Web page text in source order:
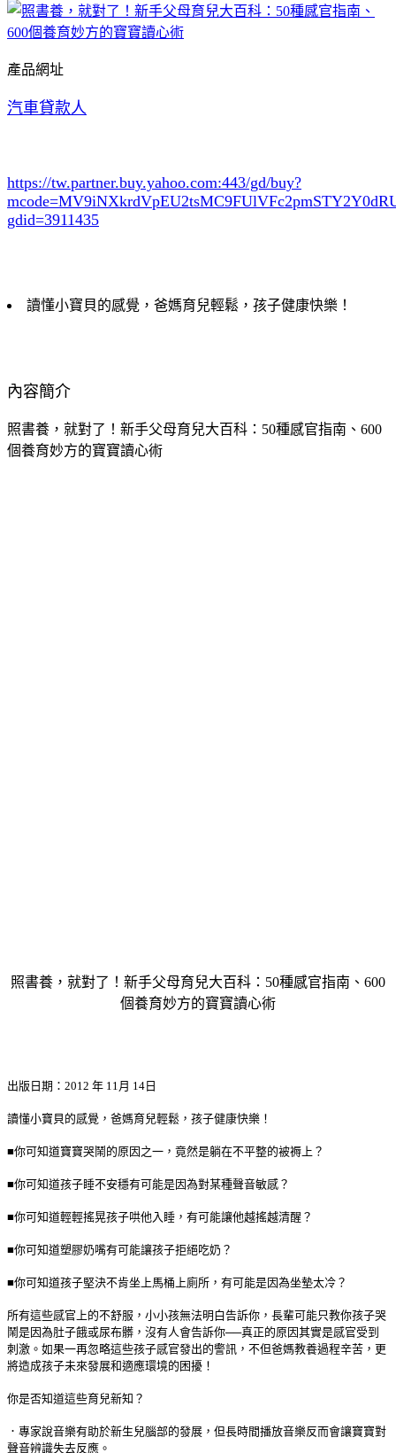
產品網址
汽車貸款人
https://tw.partner.buy.yahoo.com:443/gd/buy?
gdid=3911435
讀懂小寶貝的感覺，爸媽育兒輕鬆，孩子健康快樂！
內容簡介
照書養，就對了！新手父母育兒大百科：50種感官指南、600
個養育妙方的寶寶讀心術
照書養，就對了！新手父母育兒大百科：50種感官指南、600
個養育妙方的寶寶讀心術
出版日期：2012 年 11月 14日
讀懂小寶貝的感覺，爸媽育兒輕鬆，孩子健康快樂！
■你可知道寶寶哭鬧的原因之一，竟然是躺在不平整的被褥上？
■你可知道孩子睡不安穩有可能是因為對某種聲音敏感？
■你可知道輕輕搖晃孩子哄他入睡，有可能讓他越搖越清醒？
■你可知道塑膠奶嘴有可能讓孩子拒絕吃奶？
■你可知道孩子堅決不肯坐上馬桶上廁所，有可能是因為坐墊太冷？
所有這些感官上的不舒服，小小孩無法明白告訴你，長輩可能只教你孩子哭
鬧是因為肚子餓或尿布髒，沒有人會告訴你──真正的原因其實是感官受到
刺激。如果一再忽略這些孩子感官發出的警訊，不但爸媽教養過程辛苦，更
將造成孩子未來發展和適應環境的困擾！
你是否知道這些育兒新知？
．專家說音樂有助於新生兒腦部的發展，但長時間播放音樂反而會讓寶寶對
聲音辨識失去反應。